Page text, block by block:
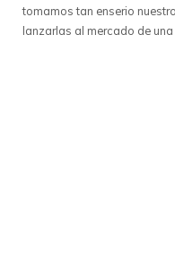
tomamos tan enserio
lanzarlas al mercado de